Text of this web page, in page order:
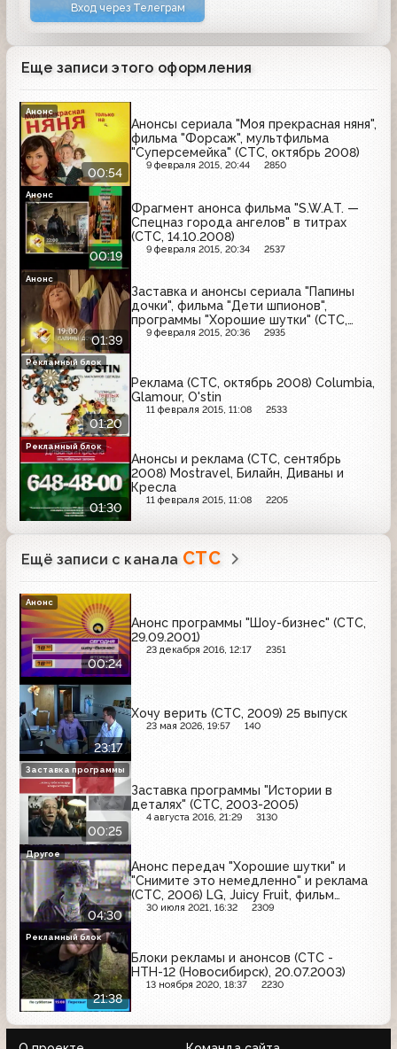
Вход через Телеграм
Еще записи этого оформления
00:54
Анонсы сериала "Моя прекрасная няня",
фильма "Форсаж", мультфильма
"Суперсемейка" (СТС, октябрь 2008)
9 февраля 2015, 20:44 2850
Анонс
00:19
Фрагмент анонса фильма "S.W.A.T. —
Спецназ города ангелов" в титрах
(СТС, 14.10.2008)
9 февраля 2015, 20:34 2537
Анонс
01:39
Заставка и анонсы сериала "Папины
дочки", фильма "Дети шпионов",
программы "Хорошие шутки" (СТС,
октябрь 2008)
9 февраля 2015, 20:36 2935
Анонс
01:20
Реклама (СТС, октябрь 2008) Columbia,
Glamour, O'stin
11 февраля 2015, 11:08 2533
Рекламный блок
01:30
Анонсы и реклама (СТС, сентябрь
2008) Mostravel, Билайн, Диваны и
Кресла
11 февраля 2015, 11:08 2205
Рекламный блок
Ещё записи с канала СТС
00:24
Анонс программы "Шоу-бизнес" (СТС,
29.09.2001)
23 декабря 2016, 12:17 2351
Анонс
23:17
Хочу верить (СТС, 2009) 25 выпуск
23 мая 2026, 19:57 140
00:25
Заставка программы "Истории в
деталях" (СТС, 2003-2005)
4 августа 2016, 21:29 3130
Заставка программы
04:30
Анонс передач "Хорошие шутки" и
"Снимите это немедленно" и реклама
(СТС, 2006) LG, Juicy Fruit, фильм
"Полумгла"
30 июля 2021, 16:32 2309
Другое
21:38
Блоки рекламы и анонсов (СТС -
НТН-12 (Новосибирск), 20.07.2003)
13 ноября 2020, 18:37 2230
Рекламный блок